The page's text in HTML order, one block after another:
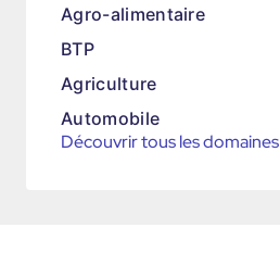
Agro-alimentaire
BTP
Agriculture
Automobile
Découvrir tous les domaines